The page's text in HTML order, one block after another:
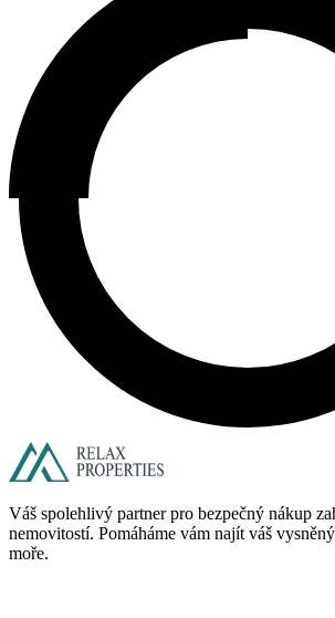
Váš spolehlivý partner pro bezpečný nákup
nemovitostí. Pomáháme vám najít váš
moře.